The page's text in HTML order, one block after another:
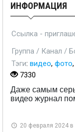
ИНФОРМАЦИЯ
Ссылка -
Группа / Канал /
Тэги: видео, фото,
7330
Даже самым
видео журнал
20 февраля 2024